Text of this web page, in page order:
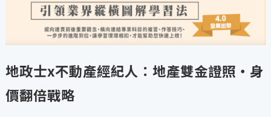
地政士x不動產經紀人：地產雙金證照・身
價翻倍戰略